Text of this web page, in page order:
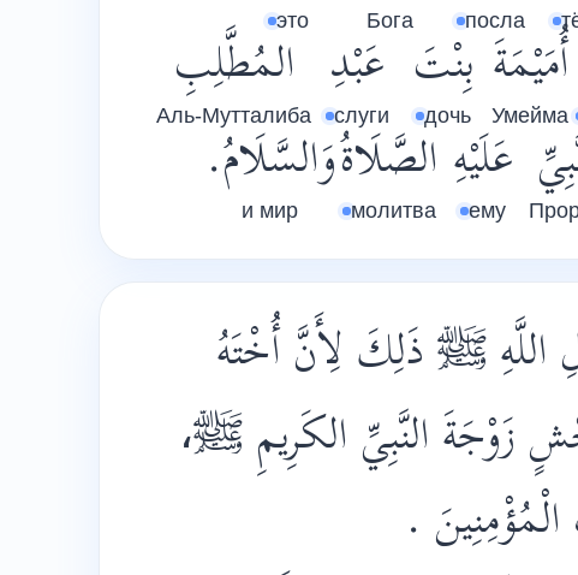
посла
Бога
это
أُمَيْمَةَ
Умейма
بِنْتَ
дочь
عَبْدِ
слуги
المُطَّلِبِ
Аль-Мутталиба
عَلَيْهِ
ему
الصَّلَاةُ
молитва
وَالسَّلَامُ.
и мир
ﷺ ذَلِكَ لِأَنَّ أُخْتَهُ
النَّبِيِّ الكَرِيمِ ﷺ،
.